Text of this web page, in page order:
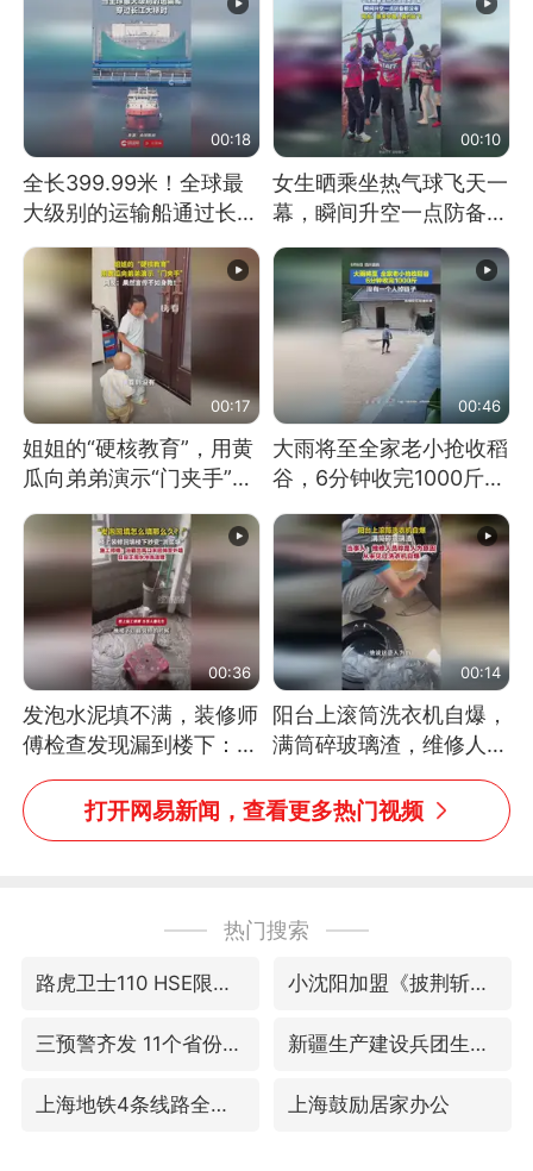
00:18
全长399.99米！全球最
大级别的运输船通过长江
大桥这一幕，太震撼了！
00:10
女生晒乘坐热气球飞天一
幕，瞬间升空一点防备都
没有
00:17
姐姐的“硬核教育”，用黄
瓜向弟弟演示“门夹手”，
网友：果然言传不如身
教！
00:46
大雨将至全家老小抢收稻
谷，6分钟收完1000斤，
没有一个人掉链子
00:36
发泡水泥填不满，装修师
傅检查发现漏到楼下：出
风口未延伸到外墙
00:14
阳台上滚筒洗衣机自爆，
满筒碎玻璃渣，维修人员
称是人为原因，从未见过
洗衣机自爆
打开网易新闻，查看更多热门视频
热门搜索
路虎卫士110 HSE限时降价 小沈阳加盟《披荆斩棘》
三预警齐发 11个省份有大到暴雨 新疆生产建设兵团生态环境局原局长被查
上海地铁4条线路全线停运 上海鼓励居家办公